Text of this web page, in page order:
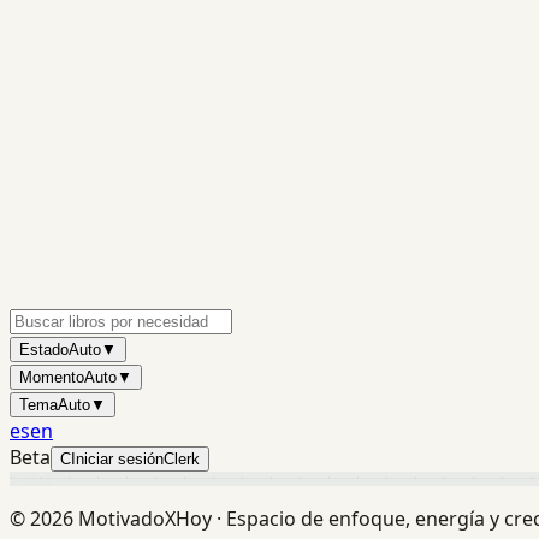
EstadoAuto▼
MomentoAuto▼
TemaAuto▼
esen
Beta C Iniciar sesiónClerk
©2026 MotivadoXHoy · Espacio de enfoque, energía y